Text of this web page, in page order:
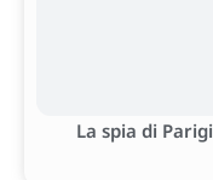
La spia di Parigi